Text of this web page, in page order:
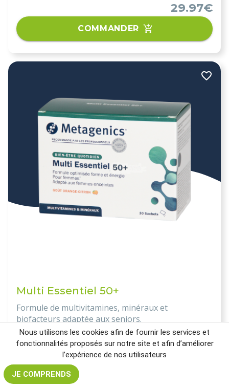
29.97€
COMMANDER
Multi Essentiel 50+
Formule de multivitamines, minéraux et
biofacteurs adaptée aux seniors.
! INDISPONIBLE EN FRANCE !
Nous utilisons les cookies afin de fournir les services et
fonctionnalités proposés sur notre site et afin d’améliorer
l’expérience de nos utilisateurs
JE COMPRENDS